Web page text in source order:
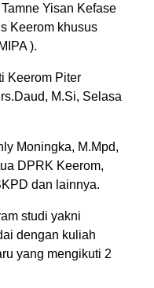
Yisan Kefase
Keerom khusus
).
Keerom Piter
M.Si, Selasa
Moningka, M.Mpd,
DPRK Keerom,
dan lainnya.
studi yakni
dengan kuliah
yang mengikuti 2